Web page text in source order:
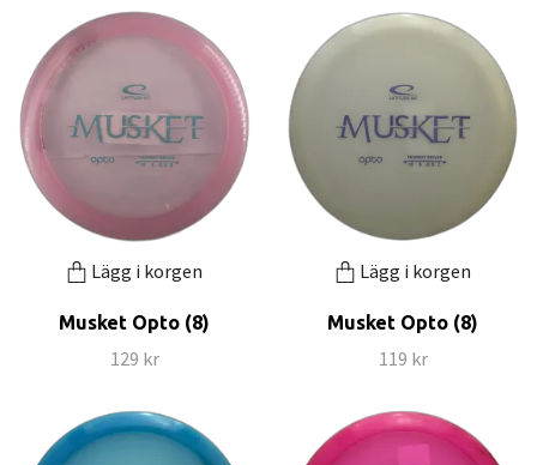
Lägg i korgen
Musket Opto (8)
129 kr
Lägg i korgen
Musket Opto (8)
119 kr